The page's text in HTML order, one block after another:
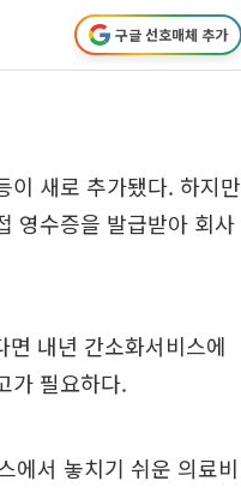
구글 선호매체 추가
이 새로 추가됐다. 하지만
영수증을 발급받아 회사
내년 간소화서비스에
가 필요하다.
에서 놓치기 쉬운 의료비